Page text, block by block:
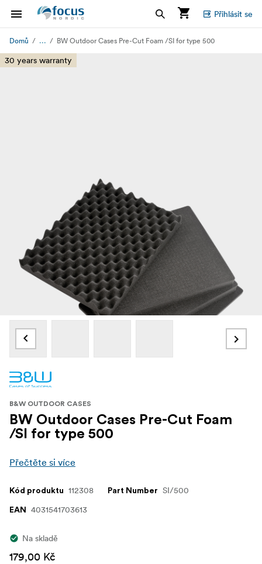
Přihlásit se
Domů ... BW Outdoor Cases Pre-Cut Foam /SI for type 500
30 years warranty
B&W OUTDOOR CASES
BW Outdoor Cases Pre-Cut Foam
/SI for type 500
Přečtěte si více
Kód produktu 112308 Part Number SI/500
EAN 4031541703613
Na skladě
179,00 Kč